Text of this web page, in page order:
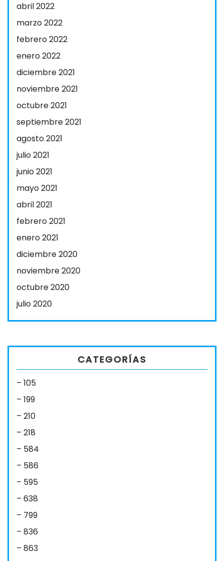
abril 2022
marzo 2022
febrero 2022
enero 2022
diciembre 2021
noviembre 2021
octubre 2021
septiembre 2021
agosto 2021
julio 2021
junio 2021
mayo 2021
abril 2021
febrero 2021
enero 2021
diciembre 2020
noviembre 2020
octubre 2020
julio 2020
CATEGORÍAS
– 105
– 199
– 210
– 218
– 584
– 586
– 595
– 638
– 799
– 836
– 863